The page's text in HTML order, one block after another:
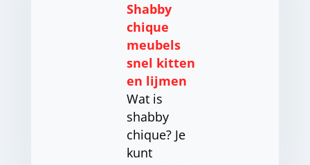
Shabby
chique
meubels
snel kitten
en lijmen
Wat is
shabby
chique? Je
kunt